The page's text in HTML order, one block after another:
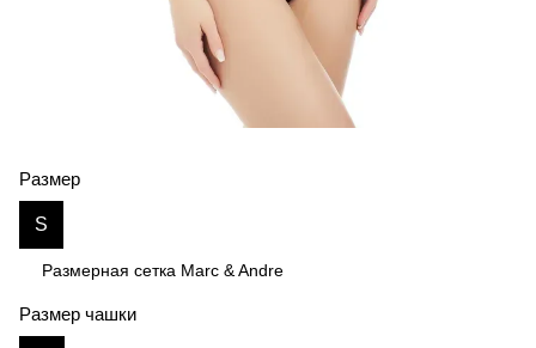
Размер
S
Размерная сетка Marc & Andre
Размер чашки